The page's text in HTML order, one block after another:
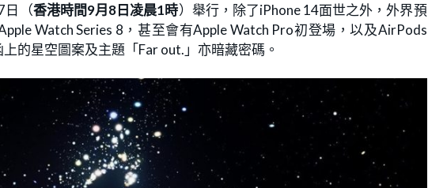
日（香港時間9月8日凌晨1時）舉行，除了iPhone 14面世之外，外界預
Watch Series 8，甚至會有Apple Watch Pro初登場，以及AirPods
的星空圖案及主題「Far out.」亦暗藏密碼。